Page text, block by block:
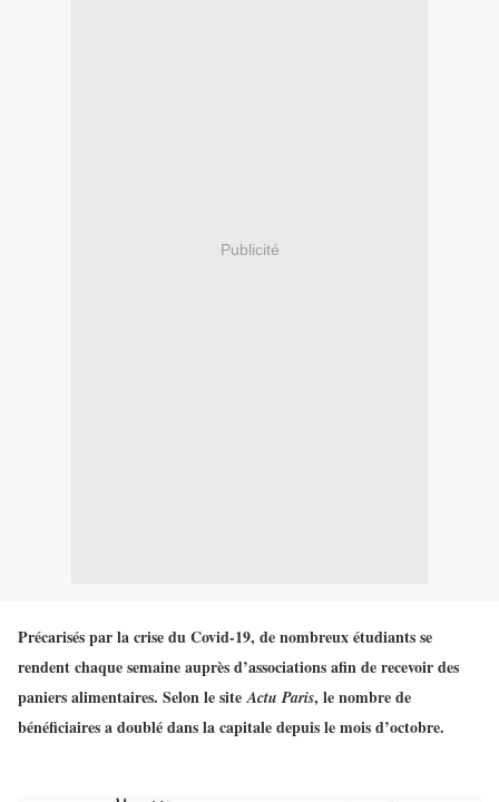
Publicité
Précarisés par la crise du Covid-19, de nombreux étudiants se
rendent chaque semaine auprès d’associations afin de recevoir des
paniers alimentaires. Selon le siteActu Paris, le nombre de
bénéficiaires a doublé dans la capitale depuis le mois d’octobre.